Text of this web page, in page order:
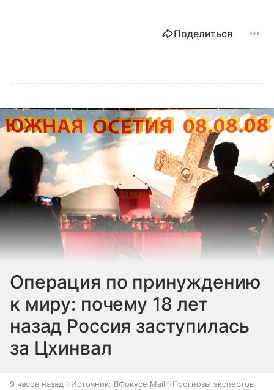
Поделиться
Операция по принуждению
к миру: почему 18 лет
назад Россия заступилась
за Цхинвал
9 часов назад Источник: ВФокусе Mail Прогнозы экспертов